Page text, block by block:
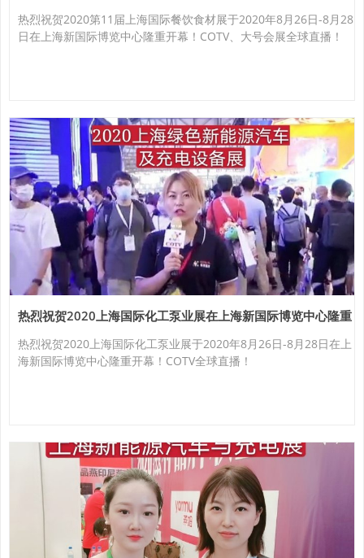
热烈祝贺2020第11届上海国际餐饮食材展于2020年8月26日-8月28
日在上海新国际博览中心隆重开幕！COTV、大号会展全球直播！
热烈祝贺2020上海国际化工泵业展在上海新国际博览中心隆重
开幕！
热烈祝贺2020上海国际化工泵业展于2020年8月26日-8月28日在上
海新国际博览中心隆重开幕！COTV全球直播！